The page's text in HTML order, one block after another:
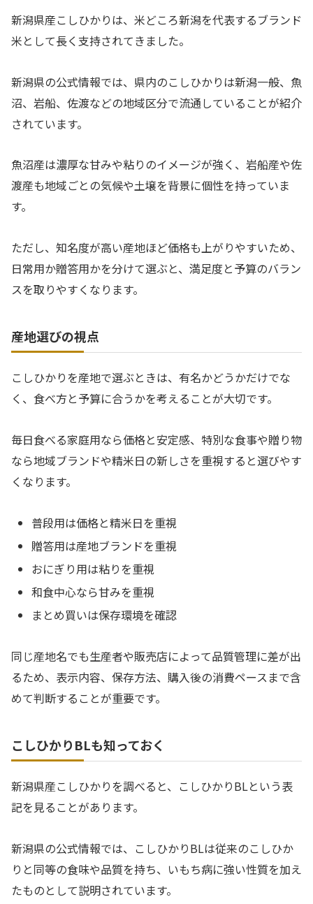
新潟県産こしひかりは、米どころ新潟を代表するブランド
米として長く支持されてきました。
新潟県の公式情報では、県内のこしひかりは新潟一般、魚
沼、岩船、佐渡などの地域区分で流通していることが紹介
されています。
魚沼産は濃厚な甘みや粘りのイメージが強く、岩船産や佐
渡産も地域ごとの気候や土壌を背景に個性を持っていま
す。
ただし、知名度が高い産地ほど価格も上がりやすいため、
日常用か贈答用かを分けて選ぶと、満足度と予算のバラン
スを取りやすくなります。
産地選びの視点
こしひかりを産地で選ぶときは、有名かどうかだけでな
く、食べ方と予算に合うかを考えることが大切です。
毎日食べる家庭用なら価格と安定感、特別な食事や贈り物
なら地域ブランドや精米日の新しさを重視すると選びやす
くなります。
普段用は価格と精米日を重視
贈答用は産地ブランドを重視
おにぎり用は粘りを重視
和食中心なら甘みを重視
まとめ買いは保存環境を確認
同じ産地名でも生産者や販売店によって品質管理に差が出
るため、表示内容、保存方法、購入後の消費ペースまで含
めて判断することが重要です。
こしひかりBLも知っておく
新潟県産こしひかりを調べると、こしひかりBLという表
記を見ることがあります。
新潟県の公式情報では、こしひかりBLは従来のこしひか
りと同等の食味や品質を持ち、いもち病に強い性質を加え
たものとして説明されています。